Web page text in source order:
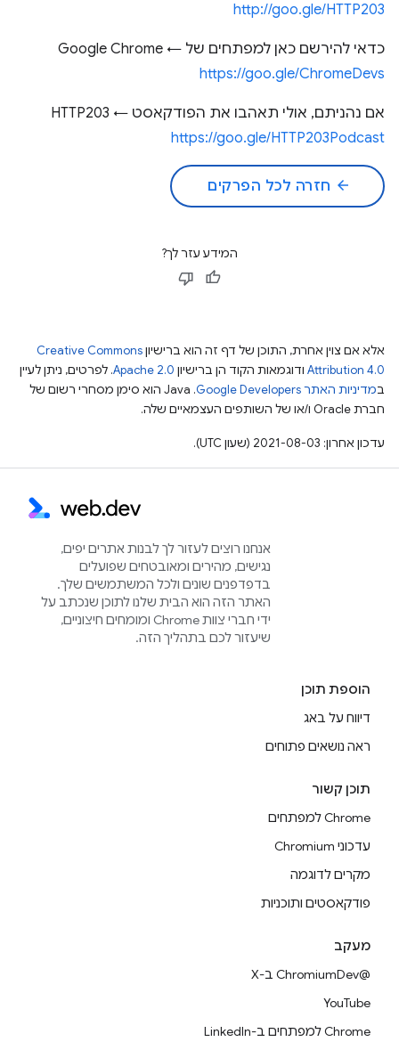
http://goo.gle/HTTP203
כדאי להירשם כאן למפתחים של Google Chrome ←
https://goo.gle/ChromeDevs
אם נהניתם, אולי תאהבו את הפודקאסט HTTP203 ←
https://goo.gle/HTTP203Podcast
arrow_back חזרה לכל הפרקים
המידע עזר לך?
אלא אם צוין אחרת, התוכן של דף זה הוא ברישיוןCreative Commons
Attribution 4.0 ודוגמאות הקוד הן ברישיון Apache 2.0. לפרטים, ניתן לעיין
במדיניות האתר Google Developers‏
.‏ Java הוא סימן מסחרי רשום של
חברת Oracle ו/או של השותפים העצמאיים שלה.
עדכון אחרון: 2021-08-03 (שעון UTC).
אנחנו רוצים לעזור לך לבנות אתרים יפים,
נגישים, מהירים ומאובטחים שפועלים
בדפדפנים שונים ולכל המשתמשים שלך.
האתר הזה הוא הבית שלנו לתוכן שנכתב על
ידי חברי צוות Chrome ומומחים חיצוניים,
שיעזור לכם בתהליך הזה.
הוספת תוכן
דיווח על באג
ראה נושאים פתוחים
תוכן קשור
Chrome למפתחים
עדכוני Chromium
מקרים לדוגמה
פודקאסטים ותוכניות
מעקב
@ChromiumDev ב-X
YouTube
Chrome למפתחים ב-LinkedIn